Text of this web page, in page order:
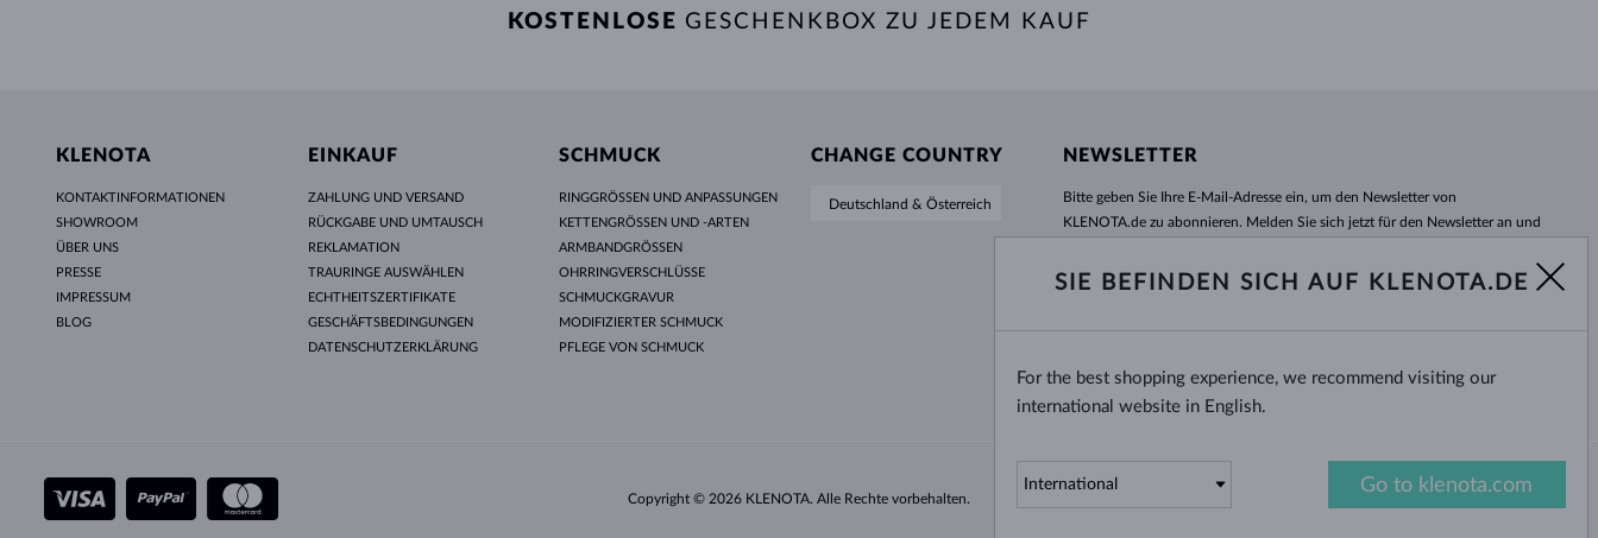
KOSTENLOSE GESCHENKBOX ZU JEDEM KAUF
KLENOTA
KONTAKTINFORMATIONEN
SHOWROOM
ÜBER UNS
PRESSE
IMPRESSUM
BLOG
EINKAUF
ZAHLUNG UND VERSAND
RÜCKGABE UND UMTAUSCH
REKLAMATION
TRAURINGE AUSWÄHLEN
ECHTHEITSZERTIFIKATE
GESCHÄFTSBEDINGUNGEN
DATENSCHUTZERKLÄRUNG
SCHMUCK
RINGGRÖSSEN UND ANPASSUNGEN
KETTENGRÖSSEN UND -ARTEN
ARMBANDGRÖSSEN
OHRRINGVERSCHLÜSSE
SCHMUCKGRAVUR
MODIFIZIERTER SCHMUCK
PFLEGE VON SCHMUCK
CHANGE COUNTRY
Deutschland & Österreich
NEWSLETTER
Bitte geben Sie Ihre E-Mail-Adresse ein, um den Newsletter von
KLENOTA.de zu abonnieren. Melden Sie sich jetzt für den Newsletter an und
kein Sonderangebot mehr!
Ja, ich möchte interessanteNeuigkeiten per E-Mail erhalten.
Copyright © 2026 KLENOTA. Alle Rechte vorbehalten.
SIE BEFINDEN SICH AUF KLENOTA.DE
For the best shopping experience, we recommend visiting our
international website in English.
Go to klenota.com